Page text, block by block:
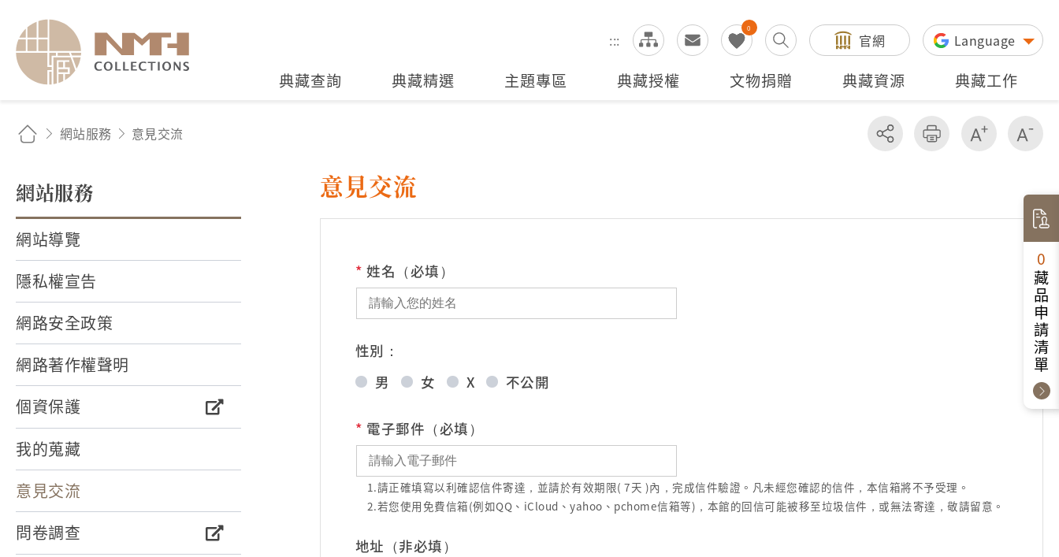
:::
0
全站搜尋 官網 Language
典藏查詢 典藏精選 主題專區 典藏授權 文物捐贈 典藏資源 典藏工作
網站服務 意見交流 分享 友善列印 增加字級
網站服務
網站導覽
隱私權宣告
網路安全政策
網路著作權聲明
個資保護
我的蒐藏
意見交流
問卷調查
意見交流
* 姓名（必填）
性別：
男
女 X 不公開
* 電子郵件（必填）
1.請正確填寫以利確認信件寄達，並請於有效期限( 7天 )內，完成信件驗證。凡未經您確認的信件，本信箱將不予受理。
2.若您使用免費信箱(例如QQ、iCloud、yahoo、pchome信箱等)，本館的回信可能被移至垃圾信件，或無法寄達，敬請留意。
地址（非必填）
0
藏品申請清單